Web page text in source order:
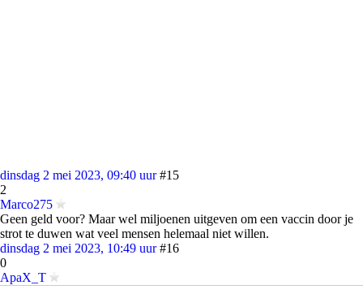
dinsdag 2 mei 2023, 09:40 uur #15
2
Marco275
Geen geld voor? Maar wel miljoenen uitgeven om een vaccin door je
strot te duwen wat veel mensen helemaal niet willen.
dinsdag 2 mei 2023, 10:49 uur #16
0
ApaX_T